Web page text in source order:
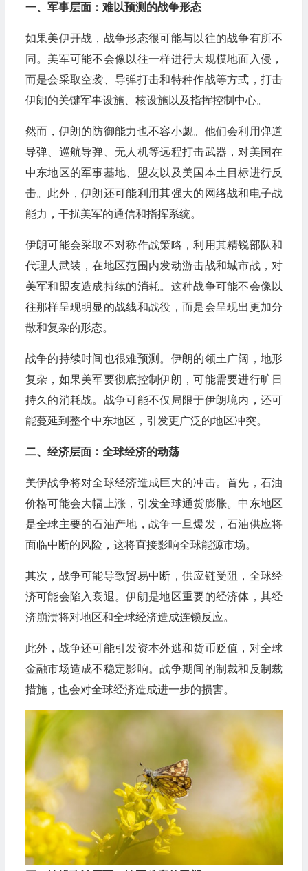
一、军事层面：难以预测的战争形态
如果美伊开战，战争形态很可能与以往的战争有所不
同。美军可能不会像以往一样进行大规模地面入侵，
而是会采取空袭、导弹打击和特种作战等方式，打击
伊朗的关键军事设施、核设施以及指挥控制中心。
然而，伊朗的防御能力也不容小觑。他们会利用弹道
导弹、巡航导弹、无人机等远程打击武器，对美国在
中东地区的军事基地、盟友以及美国本土目标进行反
击。此外，伊朗还可能利用其强大的网络战和电子战
能力，干扰美军的通信和指挥系统。
伊朗可能会采取不对称作战策略，利用其精锐部队和
代理人武装，在地区范围内发动游击战和城市战，对
美军和盟友造成持续的消耗。这种战争可能不会像以
往那样呈现明显的战线和战役，而是会呈现出更加分
散和复杂的形态。
战争的持续时间也很难预测。伊朗的领土广阔，地形
复杂，如果美军要彻底控制伊朗，可能需要进行旷日
持久的消耗战。战争可能不仅局限于伊朗境内，还可
能蔓延到整个中东地区，引发更广泛的地区冲突。
二、经济层面：全球经济的动荡
美伊战争将对全球经济造成巨大的冲击。首先，石油
价格可能会大幅上涨，引发全球通货膨胀。中东地区
是全球主要的石油产地，战争一旦爆发，石油供应将
面临中断的风险，这将直接影响全球能源市场。
其次，战争可能导致贸易中断，供应链受阻，全球经
济可能会陷入衰退。伊朗是地区重要的经济体，其经
济崩溃将对地区和全球经济造成连锁反应。
此外，战争还可能引发资本外逃和货币贬值，对全球
金融市场造成不稳定影响。战争期间的制裁和反制裁
措施，也会对全球经济造成进一步的损害。